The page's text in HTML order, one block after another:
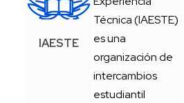
IAESTE
Técnica (IAESTE)
es una
organización de
intercambios
estudiantil